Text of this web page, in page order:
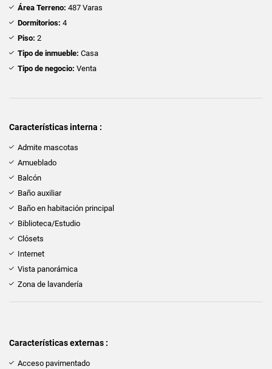
Área Terreno: 487 Varas
Dormitorios: 4
Piso: 2
Tipo de inmueble: Casa
Tipo de negocio: Venta
Características interna :
Admite mascotas
Amueblado
Balcón
Baño auxiliar
Baño en habitación principal
Biblioteca/Estudio
Clósets
Internet
Vista panorámica
Zona de lavandería
Características externas :
Acceso pavimentado